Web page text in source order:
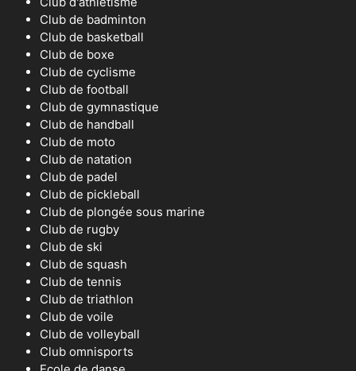
Club de badminton
Club de basketball
Club de boxe
Club de cyclisme
Club de football
Club de gymnastique
Club de handball
Club de moto
Club de natation
Club de padel
Club de pickleball
Club de plongée sous marine
Club de rugby
Club de ski
Club de squash
Club de tennis
Club de triathlon
Club de voile
Club de volleyball
Club omnisports